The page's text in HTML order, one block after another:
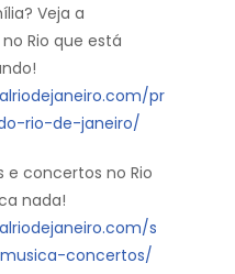
Veja a
Rio que está
pr
rio-de-janeiro/
e concertos no Rio
nada!
s
concertos/